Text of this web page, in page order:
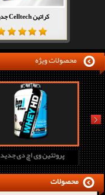
کراتین Celltech جدید
محصولات ویژه
پروتئین وی اچ دی جدید
next
محصولات